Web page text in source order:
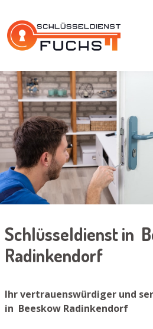
Schlüsseldienst in
Radinkendorf
Ihr vertrauenswürdiger und
in Beeskow Radinkendorf